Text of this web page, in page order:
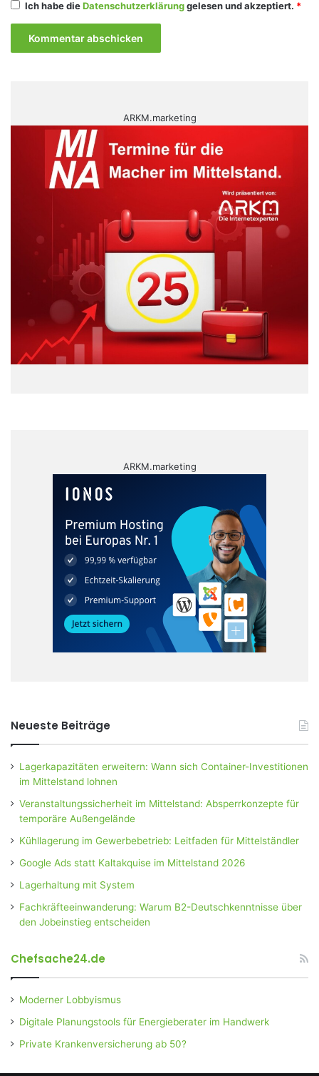
Ich habe dieDatenschutzerklärunggelesen und akzeptiert. *
ARKM.marketing
ARKM.marketing
Neueste Beiträge
Lagerkapazitäten erweitern: Wann sich Container-Investitionen
im Mittelstand lohnen
Veranstaltungssicherheit im Mittelstand: Absperrkonzepte für
temporäre Außengelände
Kühllagerung im Gewerbebetrieb: Leitfaden für Mittelständler
Google Ads statt Kaltakquise im Mittelstand 2026
Lagerhaltung mit System
Fachkräfteeinwanderung: Warum B2-Deutschkenntnisse über
den Jobeinstieg entscheiden
Chefsache24.de
Moderner Lobbyismus
Digitale Planungstools für Energieberater im Handwerk
Private Krankenversicherung ab 50?